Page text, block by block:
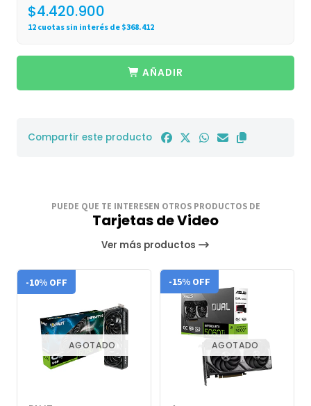
$4.420.900
12 cuotas sin interés de $368.412
AÑADIR
Compartir este producto
PUEDE QUE TE INTERESEN OTROS PRODUCTOS DE
Tarjetas de Video
Ver más productos
-10% OFF
AGOTADO
-15% OFF
AGOTADO